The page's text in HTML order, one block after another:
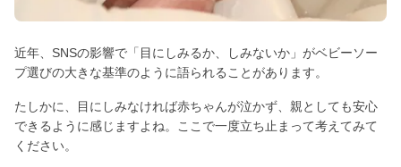
近年、SNSの影響で「目にしみるか、しみないか」がベビーソー
プ選びの大きな基準のように語られることがあります。
たしかに、目にしみなければ赤ちゃんが泣かず、親としても安心
できるように感じますよね。ここで一度立ち止まって考えてみて
ください。